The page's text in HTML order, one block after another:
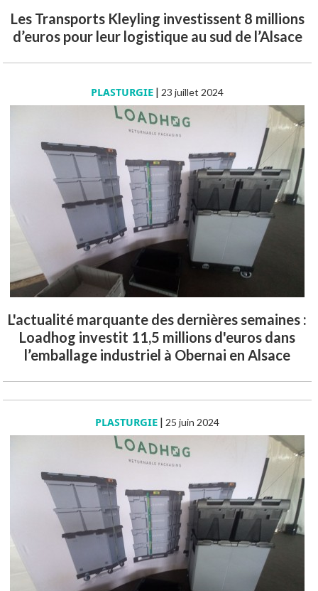
Les Transports Kleyling investissent 8 millions
d’euros pour leur logistique au sud de l’Alsace
PLASTURGIE | 23 juillet 2024
L'actualité marquante des dernières semaines :
Loadhog investit 11,5 millions d'euros dans
l’emballage industriel à Obernai en Alsace
PLASTURGIE | 25 juin 2024